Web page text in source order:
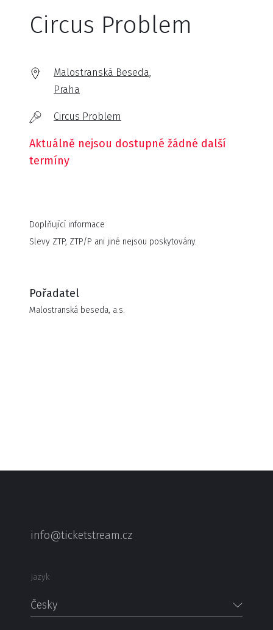
Circus Problem
Malostranská Beseda,
Praha
Circus Problem
Aktuálně nejsou dostupné žádné další
termíny
Doplňující informace
Slevy ZTP, ZTP/P ani jiné nejsou poskytovány.
Pořadatel
Malostranská beseda, a.s.
info@ticketstream.cz
Jazyk
Česky